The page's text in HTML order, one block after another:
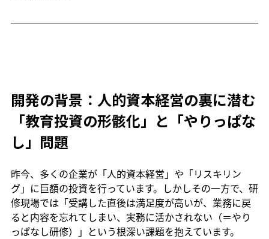
開発の背景：人的資本経営の裏に潜む
「教育投資の形骸化」と「やりっぱな
し」問題
昨今、多くの企業が「人的資本経営」や「リスキリン
グ」に巨額の投資を行っています。しかしその一方で、研
修現場では「受講した直後は満足度が高いが、業務に戻
ると内容を忘れてしまい、実務に活かされない（＝やり
っぱなし研修）」という根深い課題を抱えています。